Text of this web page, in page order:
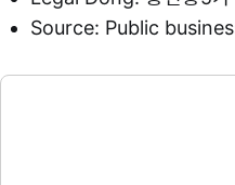
Source: Public